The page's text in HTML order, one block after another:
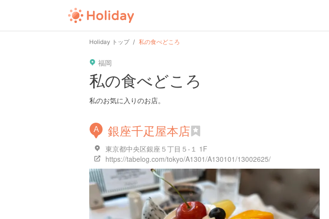
Holiday トップ 私の食べどころ
福岡
私の食べどころ
私のお気に入りのお店。
A 銀座千疋屋本店
東京都中央区銀座５丁目５-１ 1F
https://tabelog.com/tokyo/A1301/A130101/13002625/